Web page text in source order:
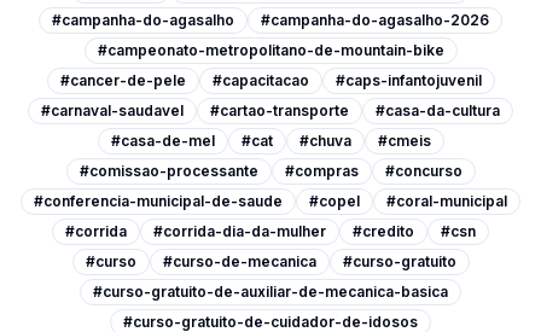
#campanha-do-agasalho
#campanha-do-agasalho-2026
#campeonato-metropolitano-de-mountain-bike
#cancer-de-pele
#capacitacao
#caps-infantojuvenil
#carnaval-saudavel
#cartao-transporte
#casa-da-cultura
#casa-de-mel
#cat #chuva
#cmeis
#comissao-processante
#compras
#concurso
#conferencia-municipal-de-saude
#copel
#coral-municipal
#corrida
#corrida-dia-da-mulher #credito
#csn
#curso
#curso-de-mecanica
#curso-gratuito
#curso-gratuito-de-auxiliar-de-mecanica-basica
#curso-gratuito-de-cuidador-de-idosos